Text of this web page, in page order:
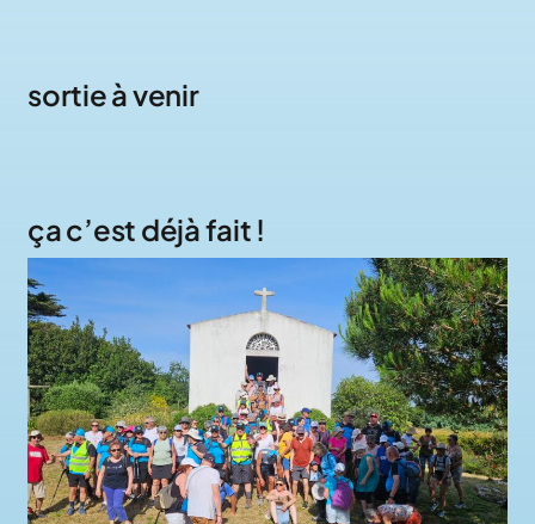
sortie à venir
ça c’est déjà fait !